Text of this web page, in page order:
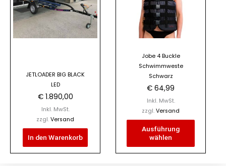
JETLOADER BIG BLACK
LED
€1.890,00
Inkl. MwSt.
zzgl. Versand
In den Warenkorb
Jobe 4 Buckle
Schwimmweste
Schwarz
€ 64,99
Inkl. MwSt.
zzgl. Versand
Ausführung
wählen
Varianten
auf.
Die
können
auf
der
gewählt
werden